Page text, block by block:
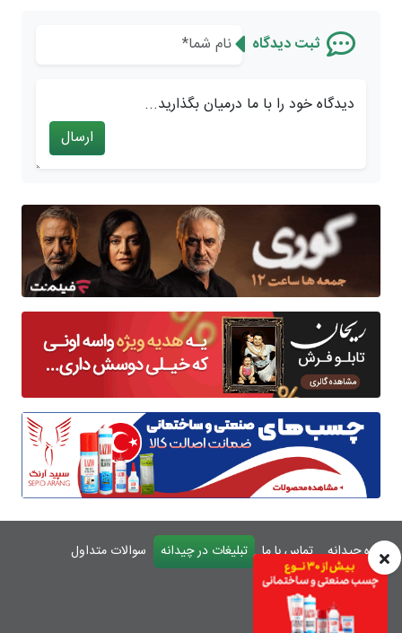
درباره چیدانه تماس با ما تبلیغات در چیدانه
سوالات متداول
ورود